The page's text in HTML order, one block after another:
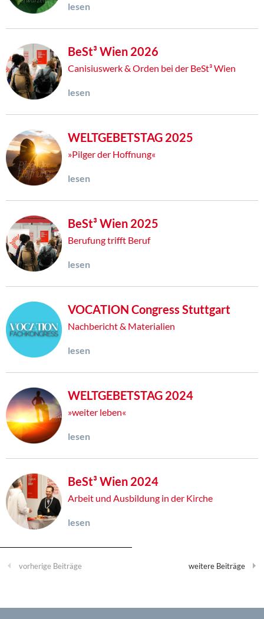
lesen
BeSt³ Wien 2026
Canisiuswerk & Orden bei der BeSt³ Wien
lesen
WELTGEBETSTAG 2025
»Pilger der Hoffnung«
lesen
BeSt³ Wien 2025
Berufung trifft Beruf
lesen
VOCATION Congress Stuttgart
Nachbericht & Materialien
lesen
WELTGEBETSTAG 2024
»weiter leben«
lesen
BeSt³ Wien 2024
Arbeit und Ausbildung in der Kirche
lesen
vorherige Beiträge weitere Beiträge